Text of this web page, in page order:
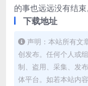
的事也远远没有结束
下载地址
声明：本站所有文
创发布。任何个人或
制、盗用、采集、发
体平台。如若本站内